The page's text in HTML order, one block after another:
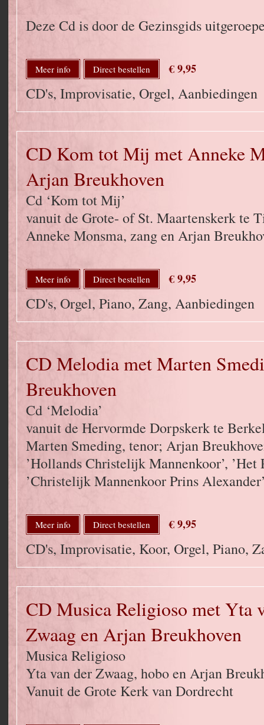
Deze Cd is door de Gezinsgids
Meer info Direct bestellen € 9,95
CD's, Improvisatie, Orgel, Aanbiedingen
CD Kom tot Mij met Anneke
Arjan Breukhoven
Cd ‘Kom tot Mij’
vanuit de Grote- of St. Maartenskerk te
Anneke Monsma, zang en Arjan
Meer info Direct bestellen € 9,95
CD's, Orgel, Piano, Zang, Aanbiedingen
CD Melodia met Marten
Breukhoven
Cd ‘Melodia’
vanuit de Hervormde Dorpskerk te
Marten Smeding, tenor; Arjan
’Hollands Christelijk Mannenkoor’,
’Christelijk Mannenkoor Prins
Meer info Direct bestellen € 9,95
CD's, Improvisatie, Koor, Orgel, Piano,
CD Musica Religioso met Yta
Zwaag en Arjan Breukhoven
Musica Religioso
Yta van der Zwaag, hobo en Arjan
Vanuit de Grote Kerk van Dordrecht